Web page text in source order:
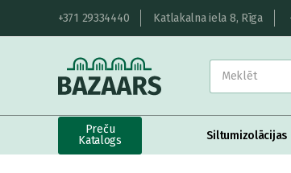
+371 29334440 Katlakalna iela 8, Rīga
Preču
Katalogs
Siltumizolācijas